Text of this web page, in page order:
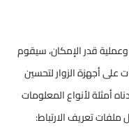
قدر الإمكان، سيقوم
على أجهزة الزوار لتحسين
أمثلة لأنواع المعلومات
تعريف الارتباط: